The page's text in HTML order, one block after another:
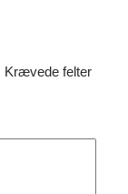
Krævede felter